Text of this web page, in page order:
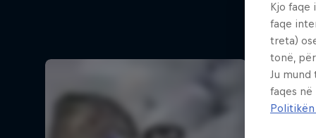
Kjo faqe
faqe
treta)
tonë,
Ju
faqes